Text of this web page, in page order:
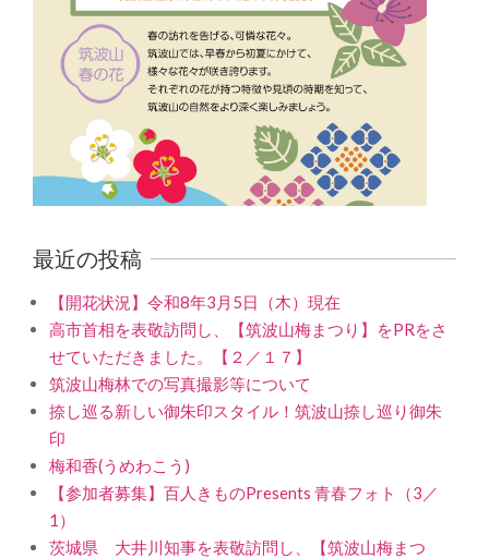
最近の投稿
【開花状況】令和8年3月5日（木）現在
高市首相を表敬訪問し、【筑波山梅まつり】をPRをさ
せていただきました。【２／１７】
筑波山梅林での写真撮影等について
捺し巡る新しい御朱印スタイル！筑波山捺し巡り御朱
印
梅和香(うめわこう)
【参加者募集】百人きものPresents 青春フォト（3／
1）
茨城県 大井川知事を表敬訪問し、【筑波山梅まつ